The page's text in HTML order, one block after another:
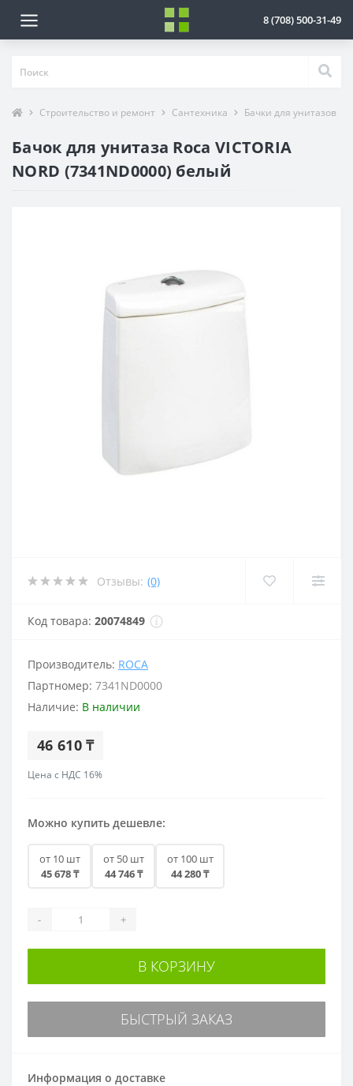
8 (708) 500-31-49
Строительство и ремонт Сантехника Бачки для унитазов
Бачок для унитаза Roca VICTORIA
NORD (7341ND0000) белый
Отзывы: (0)
Код товара: 20074849
Производитель: ROCA
Партномер: 7341ND0000
Наличие: В наличии
46 610 ₸
Цена с НДС 16%
Можно купить дешевле:
от 10 шт
45 678 ₸
от 50 шт
44 746 ₸
от 100 шт
44 280 ₸
- +
В КОРЗИНУ
БЫСТРЫЙ ЗАКАЗ
Информация о доставке